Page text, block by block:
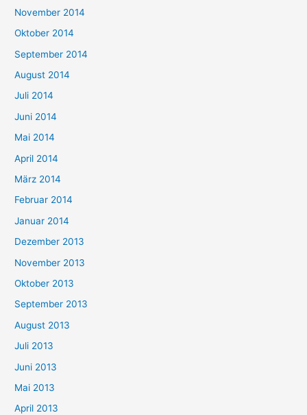
November 2014
Oktober 2014
September 2014
August 2014
Juli 2014
Juni 2014
Mai 2014
April 2014
März 2014
Februar 2014
Januar 2014
Dezember 2013
November 2013
Oktober 2013
September 2013
August 2013
Juli 2013
Juni 2013
Mai 2013
April 2013